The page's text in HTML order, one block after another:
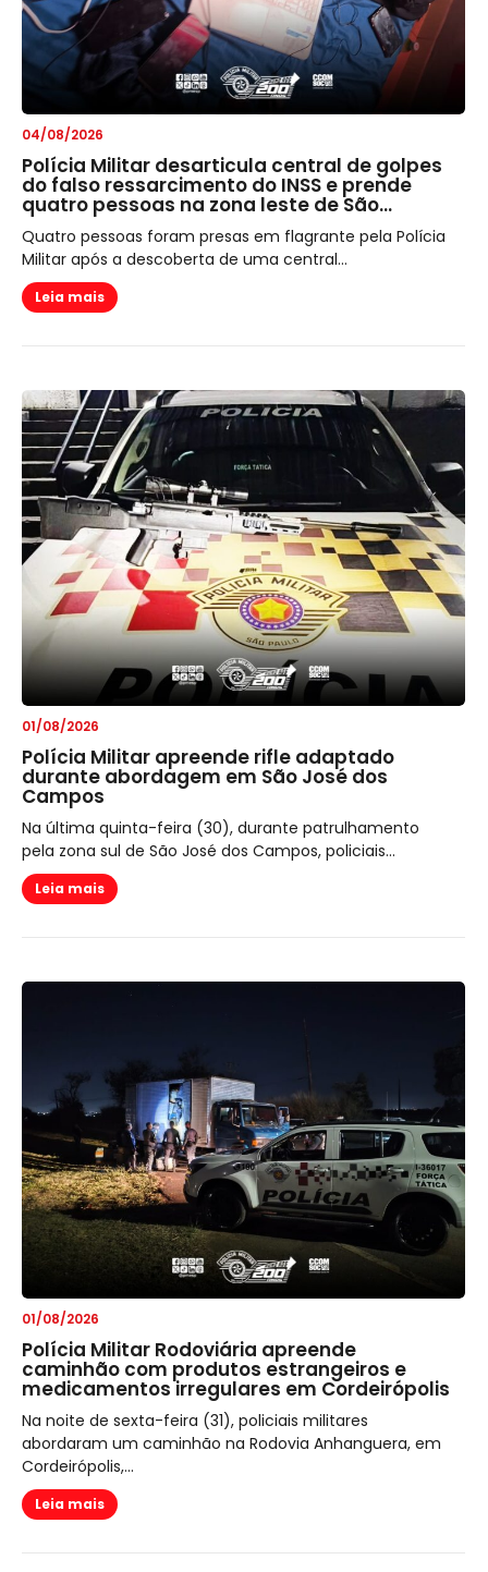
04/08/2026
Polícia Militar desarticula central de golpes
do falso ressarcimento do INSS e prende
quatro pessoas na zona leste de São…
Quatro pessoas foram presas em flagrante pela Polícia
Militar após a descoberta de uma central...
Leia mais
01/08/2026
Polícia Militar apreende rifle adaptado
durante abordagem em São José dos
Campos
Na última quinta-feira (30), durante patrulhamento
pela zona sul de São José dos Campos, policiais...
Leia mais
01/08/2026
Polícia Militar Rodoviária apreende
caminhão com produtos estrangeiros e
medicamentos irregulares em Cordeirópolis
Na noite de sexta-feira (31), policiais militares
abordaram um caminhão na Rodovia Anhanguera, em
Cordeirópolis,...
Leia mais